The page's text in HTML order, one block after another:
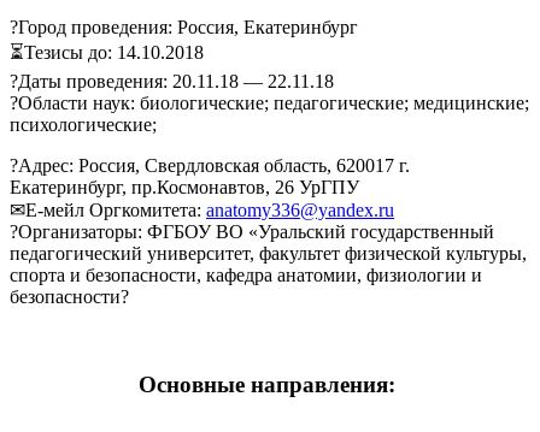
?Город проведения: Россия, Екатеринбург
⏳Тезисы до: 14.10.2018
?Даты проведения: 20.11.18 — 22.11.18
?Области наук: биологические; педагогические; медицинские;
психологические;
?Адрес: Россия, Свердловская область, 620017 г.
Екатеринбург, пр.Космонавтов, 26 УрГПУ
✉Е-мейл Оргкомитета: anatomy336@yandex.ru
?Организаторы: ФГБОУ ВО «Уральский государственный
педагогический университет, факультет физической культуры,
спорта и безопасности, кафедра анатомии, физиологии и
безопасности?
Основные направления: